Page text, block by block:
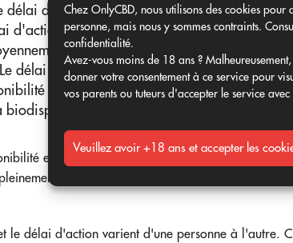
Chez OnlyCBD, nous utilisons des cookies
personne, mais nous y sommes contraints.
confidentialité.
Avez-vous moins de 18 ans ?
donner votre consentement à ce service pour
vos parents ou tuteurs d'accepter le service avec
Veuillez avoir +18 ans et accepter les
délai d'action est rapide.
d'action est rapide.
lente. Le délai d'action est moyen.
délai d'action est rapide.
est faible. Le délai d'action est moyen.
biodisponibilité est faible. Le délai d'action est
et de délai d'action. Des recherches
ces deux aspects.
le délai d'action varient d'une personne à l'autre.